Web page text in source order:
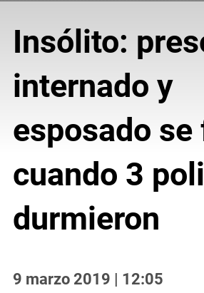
Insólito:
internado y
esposado se
cuando 3
durmieron
9 marzo 2019 | 12:05